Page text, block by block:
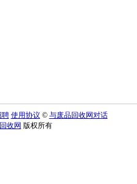
聘 使用协议 © 与废品回收网对话
收网 版权所有